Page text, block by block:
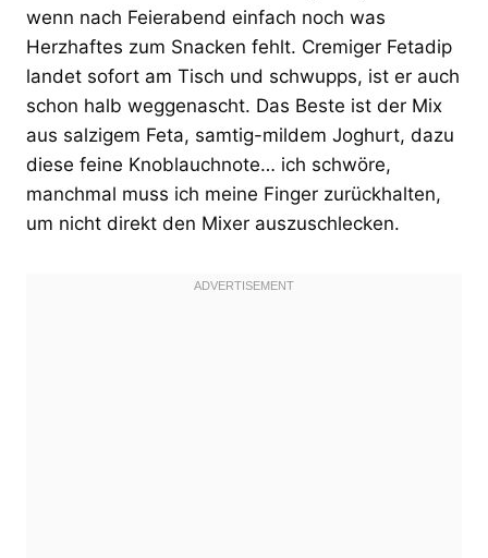
wenn nach Feierabend einfach noch was
Herzhaftes zum Snacken fehlt. Cremiger Fetadip
landet sofort am Tisch und schwupps, ist er auch
schon halb weggenascht. Das Beste ist der Mix
aus salzigem Feta, samtig-mildem Joghurt, dazu
diese feine Knoblauchnote… ich schwöre,
manchmal muss ich meine Finger zurückhalten,
um nicht direkt den Mixer auszuschlecken.